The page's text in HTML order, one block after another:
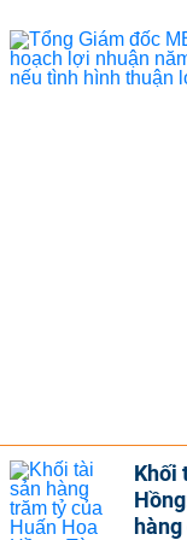
Khối